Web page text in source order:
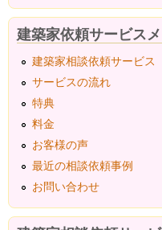
建築家依頼サービス
建築家相談依頼サービス
サービスの流れ
特典
料金
お客様の声
最近の相談依頼事例
お問い合わせ